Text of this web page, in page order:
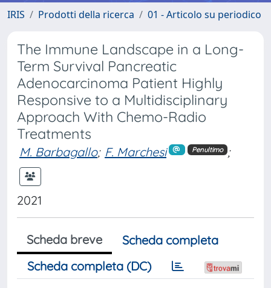
IRIS Prodotti della ricerca 01 - Articolo su periodico
The Immune Landscape in a Long-
Term Survival Pancreatic
Adenocarcinoma Patient Highly
Responsive to a Multidisciplinary
Approach With Chemo-Radio
Treatments
M. Barbagallo; F. Marchesi Penultimo ;
2021
Scheda breve
Scheda completa
Scheda completa (DC)